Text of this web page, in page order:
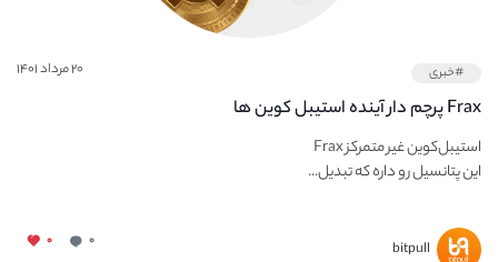
#خبری ۲۰ مرداد ۱۴۰۱
Frax پرچم دار آینده استیبل کوین ها
استیبل‌کوین غیر متمرکز Frax
این پتانسیل رو داره که تبدیل...
bitpull ۰ ۰